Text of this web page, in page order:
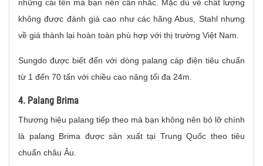
những cái tên mà bạn nên cân nhắc. Mặc dù về chất lượng
không được đánh giá cao như các hãng Abus, Stahl nhưng
về giá thành lại hoàn toàn phù hợp với thị trường Việt Nam.
Sungdo được biết đến với dòng palang cáp điện tiêu chuẩn
từ 1 đến 70 tấn với chiều cao nâng tối đa 24m.
4. Palang Brima
Thương hiệu palang tiếp theo mà bạn không nên bỏ lỡ chính
là palang Brima được sản xuất tại Trung Quốc theo tiêu
chuẩn châu Âu.